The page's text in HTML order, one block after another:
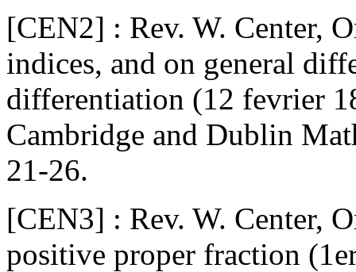
[CEN2] : Rev. W. Center,
indices, and on general
differentiation (12 fevrier
Cambridge and Dublin
21-26.
[CEN3] : Rev. W. Center,
positive proper fraction